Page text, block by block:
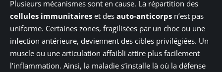
Plusieurs mécanismes sont en cause. La répartition des
cellules immunitaires et des auto-anticorps n’est pas
uniforme. Certaines zones, fragilisées par un choc ou une
infection antérieure, deviennent des cibles privilégiées. Un
muscle ou une articulation affaibli attire plus facilement
l’inflammation. Ainsi, la maladie s’installe là où la défense